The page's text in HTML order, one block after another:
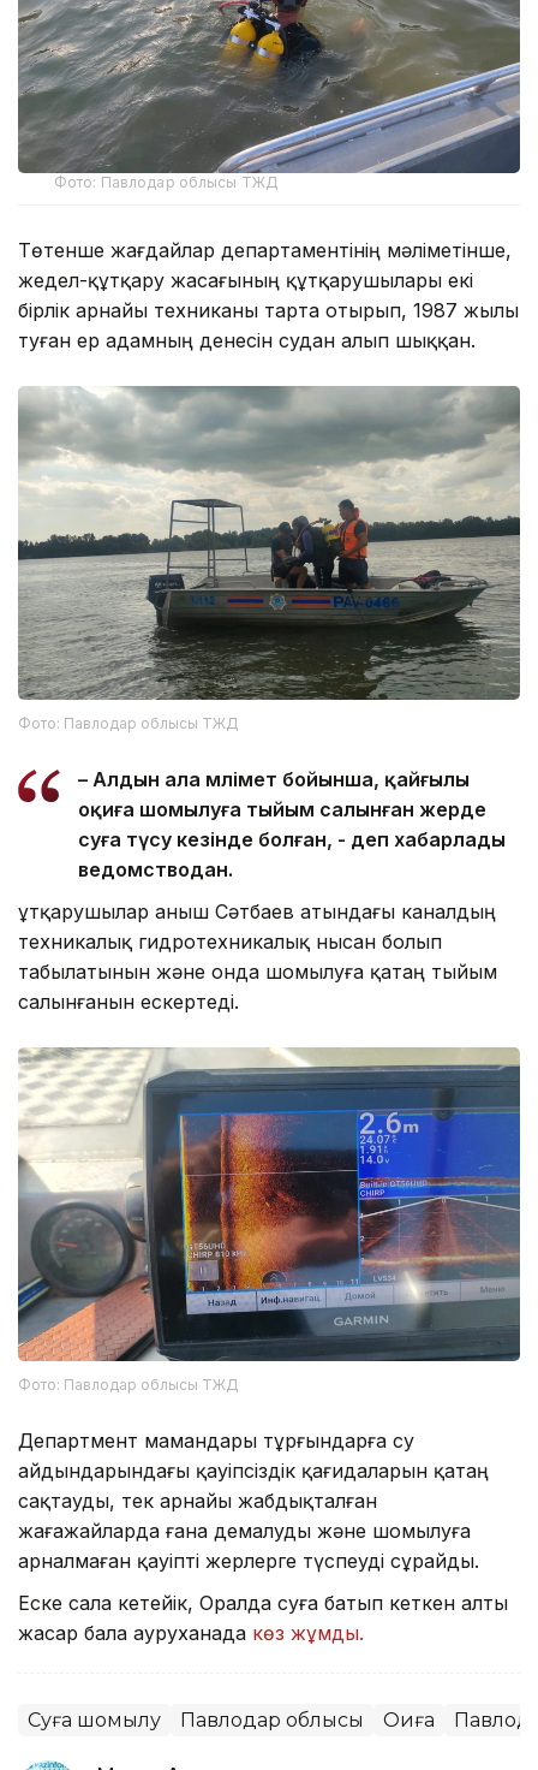
Фото: Павлодар облысы ТЖД
Төтенше жағдайлар департаментінің мәліметінше,
жедел-құтқару жасағының құтқарушылары екі
бірлік арнайы техниканы тарта отырып, 1987 жылы
туған ер адамның денесін судан алып шыққан.
Фото: Павлодар облысы ТЖД
– Алдын ала мәлімет бойынша, қайғылы
оқиға шомылуға тыйым салынған жерде
суға түсу кезінде болған, - деп хабарлады
ведомстводан.
Құтқарушылар Қаныш Сәтбаев атындағы каналдың
техникалық гидротехникалық нысан болып
табылатынын және онда шомылуға қатаң тыйым
салынғанын ескертеді.
Фото: Павлодар облысы ТЖД
Департмент мамандары тұрғындарға су
айдындарындағы қауіпсіздік қағидаларын қатаң
сақтауды, тек арнайы жабдықталған
жағажайларда ғана демалуды және шомылуға
арналмаған қауіпті жерлерге түспеуді сұрайды.
Еске сала кетейік, Оралда суға батып кеткен алты
жасар бала ауруханада көз жұмды.
Суға шомылу Павлодар облысы Оқиға